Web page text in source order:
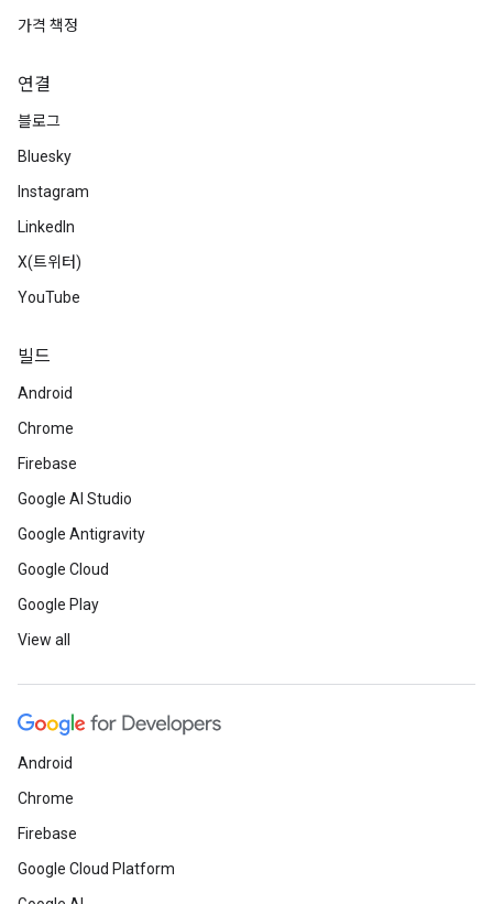
가격 책정
연결
블로그
Bluesky
Instagram
LinkedIn
X(트위터)
YouTube
빌드
Android
Chrome
Firebase
Google AI Studio
Google Antigravity
Google Cloud
Google Play
View all
Android
Chrome
Firebase
Google Cloud Platform